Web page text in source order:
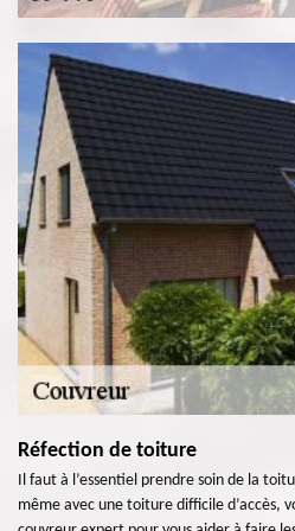
Réfection de toiture
Il faut à l’essentiel prendre soin de la
même avec une toiture difficile d’accès,